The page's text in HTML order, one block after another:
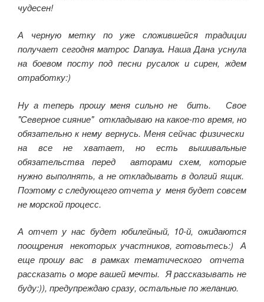
чудесен!
А черную метку по уже сложившейся традиции
получает сегодня матрос Danaya. Наша Дана уснула
на боевом посту под песни русалок и сирен, ждем
отработку:)
Ну а теперь прошу меня сильно не бить. Свое
"Северное сияние" откладываю на какое-то время, но
обязательно к нему вернусь. Меня сейчас физически
на все не хватает, но есть вышивальные
обязательства перед авторами схем, которые
нужно выполнять, а не откладывать в долгий ящик.
Поэтому c следующего отчета у меня будет совсем
не морской процесс.
А отчет у нас будет юбилейный, 10-й, ожидаются
поощрения некоторых участников, готовьтесь:) А
еще прошу вас в рамках тематического отчета
рассказать о море вашей мечты. Я рассказывать не
буду:)), предупреждаю сразу, остальные по желанию.